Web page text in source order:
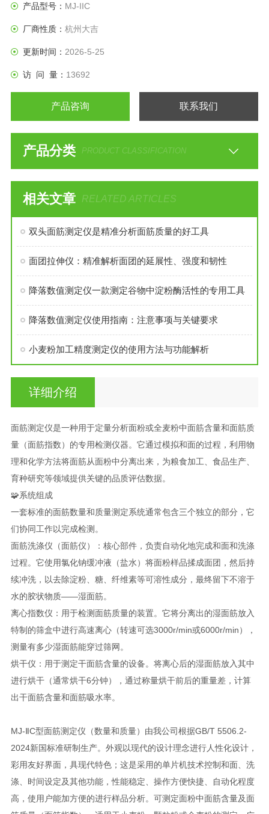
产品型号： MJ-IIC
厂商性质： 杭州大吉
更新时间： 2026-5-25
访 问 量： 13692
产品咨询 联系我们
产品分类 PRODUCT CLASSIFICATION
相关文章 RELATED ARTICLES
双头面筋测定仪是精准分析面筋质量的好工具
面团拉伸仪：精准解析面团的延展性、强度和韧性
降落数值测定仪一款测定谷物中淀粉酶活性的专用工具
降落数值测定仪使用指南：注意事项与关键要求
小麦粉加工精度测定仪的使用方法与功能解析
详细介绍
面筋测定仪是一种用于定量分析面粉或全麦粉中面筋含量和面筋质
量（面筋指数）的专用检测仪器。它通过模拟和面的过程，利用物
理和化学方法将面筋从面粉中分离出来，为粮食加工、食品生产、
育种研究等领域提供关键的品质评估数据。
🧩系统组成
一套标准的面筋数量和质量测定系统通常包含三个独立的部分，它
们协同工作以完成检测。
面筋洗涤仪（面筋仪）：核心部件，负责自动化地完成和面和洗涤
过程。它使用氯化钠缓冲液（盐水）将面粉样品揉成面团，然后持
续冲洗，以去除淀粉、糖、纤维素等可溶性成分，最终留下不溶于
水的胶状物质——湿面筋。
离心指数仪：用于检测面筋质量的装置。它将分离出的湿面筋放入
特制的筛盒中进行高速离心（转速可选3000r/min或6000r/min），
测量有多少湿面筋能穿过筛网。
烘干仪：用于测定干面筋含量的设备。将离心后的湿面筋放入其中
进行烘干（通常烘干6分钟），通过称量烘干前后的重量差，计算
出干面筋含量和面筋吸水率。
MJ-ⅡC型面筋测定仪（数量和质量）由我公司根据GB/T 5506.2-
2024新国标准研制生产。外观以现代的设计理念进行人性化设计，
彩用友好界面，具现代特色；这是采用的单片机技术控制和面、洗
涤、时间设定及其他功能，性能稳定、操作方便快捷、自动化程度
高，使用户能加方便的进行样品分析。可测定面粉中面筋含量及面